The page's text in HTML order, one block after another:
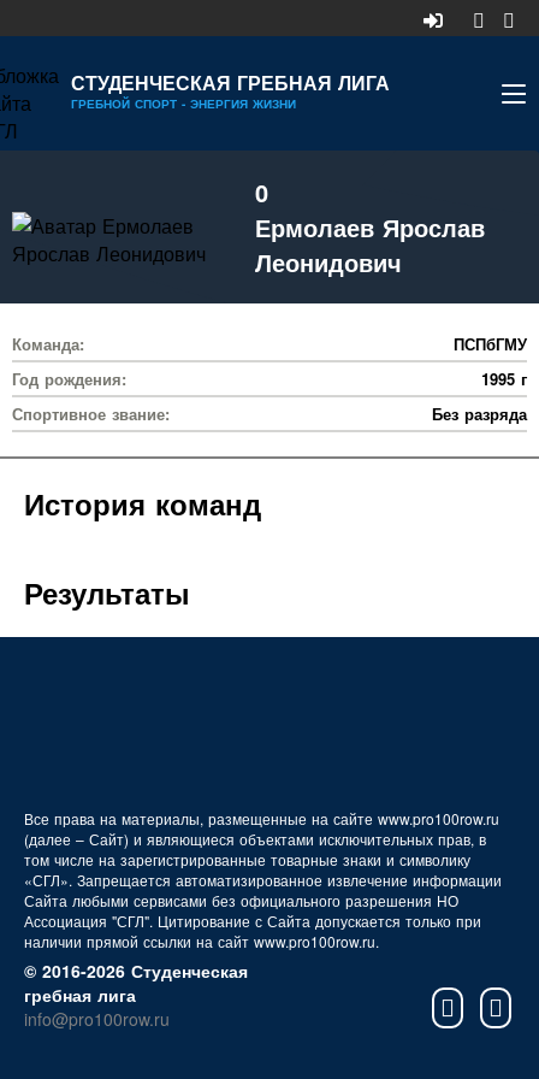
СТУДЕНЧЕСКАЯ ГРЕБНАЯ ЛИГА
ГРЕБНОЙ СПОРТ - ЭНЕРГИЯ ЖИЗНИ
КАЛЕНДАРЬ
ДИВИЗИОНЫ
УЧАСТНИКИ
РЕЙТИНГ
ДОКУМЕНТЫ
0
Ермолаев Ярослав
Леонидович
Команда:
ПСПбГМУ
Год рождения:
1995 г
Спортивное звание:
Без разряда
История команд
Результаты
Все права на материалы, размещенные на сайте www.pro100row.ru
(далее – Сайт) и являющиеся объектами исключительных прав, в
том числе на зарегистрированные товарные знаки и символику
«СГЛ». Запрещается автоматизированное извлечение информации
Сайта любыми сервисами без официального разрешения НО
Ассоциация "СГЛ". Цитирование с Сайта допускается только при
наличии прямой ссылки на сайт www.pro100row.ru.
© 2016-2026 Студенческая
гребная лига
info@pro100row.ru